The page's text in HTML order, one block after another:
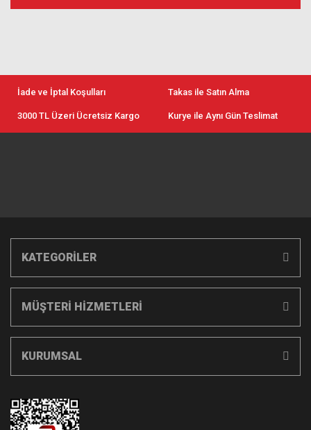
İade ve İptal Koşulları Takas ile Satın Alma
3000 TL Üzeri Ücretsiz Kargo Kurye ile Aynı Gün Teslimat
KATEGORİLER
MÜŞTERİ HİZMETLERİ
KURUMSAL